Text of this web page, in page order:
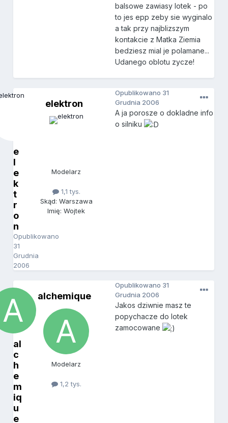
balsowe zawiasy lotek - po
to jes epp zeby sie wyginalo
a tak przy najblizszym
kontakcie z Matka Ziemia
bedziesz mial je polamane...
Udanego oblotu zycze!
e
l
e
k
t
r
o
n
Opublikowano
31
Grudnia
2006
elektron
Modelarz
1,1 tys.
Skąd: Warszawa
Imię: Wojtek
Opublikowano 31
Grudnia 2006
A ja porosze o dokladne info
o silniku
al
c
h
e
m
iq
u
e
alchemique
Modelarz
1,2 tys.
Opublikowano 31
Grudnia 2006
Jakos dziwnie masz te
popychacze do lotek
zamocowane